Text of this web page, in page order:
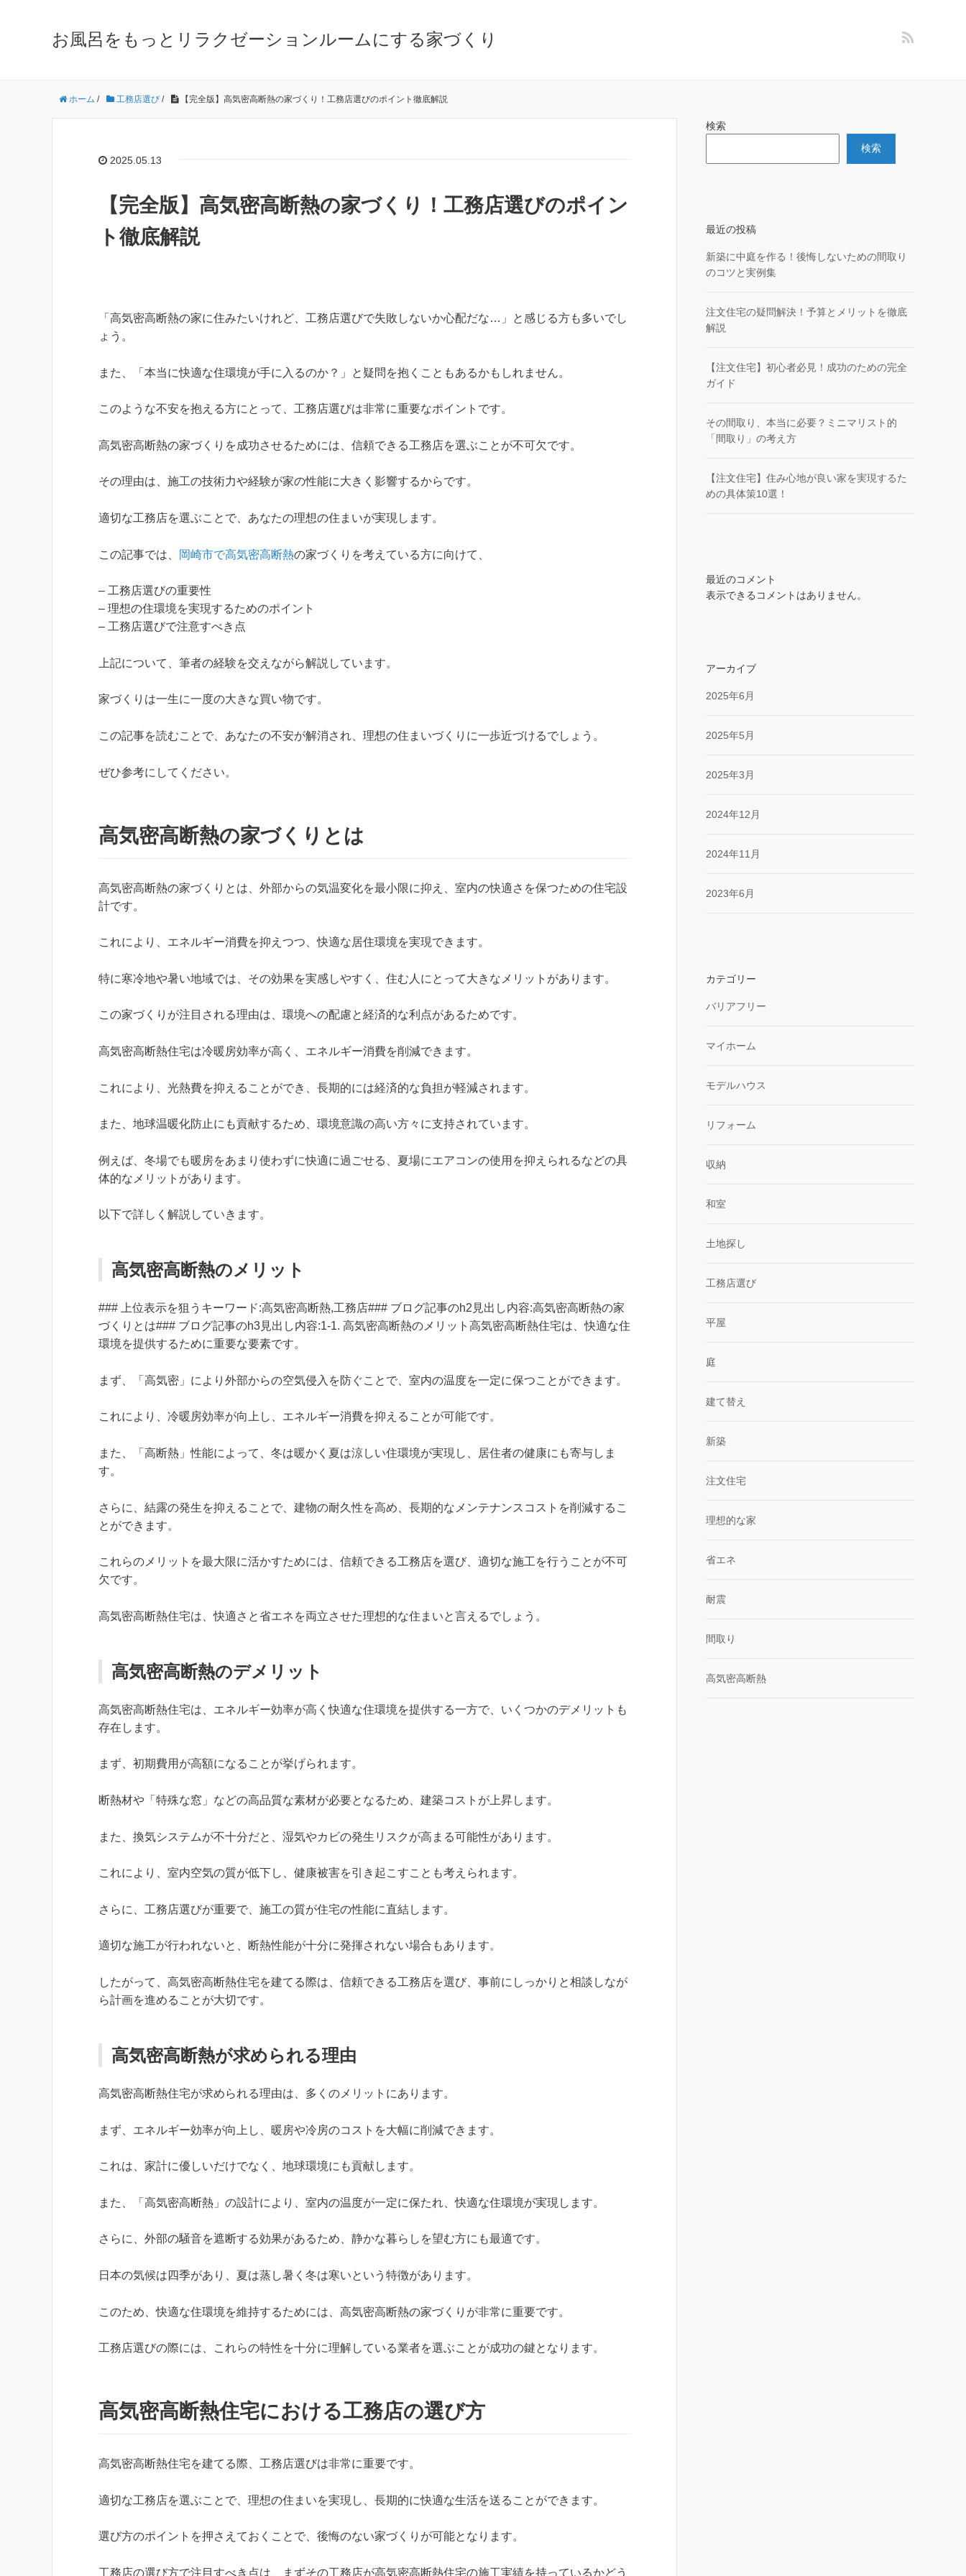
お風呂をもっとリラクゼーションルームにする家づくり
ホーム / 工務店選び / 【完全版】高気密高断熱の家づくり！工務店選びのポイント徹底解説
2025.05.13
【完全版】高気密高断熱の家づくり！工務店選びのポイン
ト徹底解説
「高気密高断熱の家に住みたいけれど、工務店選びで失敗しないか心配だな…」と感じる方も多いでし
ょう。
また、「本当に快適な住環境が手に入るのか？」と疑問を抱くこともあるかもしれません。
このような不安を抱える方にとって、工務店選びは非常に重要なポイントです。
高気密高断熱の家づくりを成功させるためには、信頼できる工務店を選ぶことが不可欠です。
その理由は、施工の技術力や経験が家の性能に大きく影響するからです。
適切な工務店を選ぶことで、あなたの理想の住まいが実現します。
この記事では、 岡崎市で高気密高断熱の家づくりを考えている方に向けて、
– 工務店選びの重要性
– 理想の住環境を実現するためのポイント
– 工務店選びで注意すべき点
上記について、筆者の経験を交えながら解説しています。
家づくりは一生に一度の大きな買い物です。
この記事を読むことで、あなたの不安が解消され、理想の住まいづくりに一歩近づけるでしょう。
ぜひ参考にしてください。
高気密高断熱の家づくりとは
高気密高断熱の家づくりとは、外部からの気温変化を最小限に抑え、室内の快適さを保つための住宅設
計です。
これにより、エネルギー消費を抑えつつ、快適な居住環境を実現できます。
特に寒冷地や暑い地域では、その効果を実感しやすく、住む人にとって大きなメリットがあります。
この家づくりが注目される理由は、環境への配慮と経済的な利点があるためです。
高気密高断熱住宅は冷暖房効率が高く、エネルギー消費を削減できます。
これにより、光熱費を抑えることができ、長期的には経済的な負担が軽減されます。
また、地球温暖化防止にも貢献するため、環境意識の高い方々に支持されています。
例えば、冬場でも暖房をあまり使わずに快適に過ごせる、夏場にエアコンの使用を抑えられるなどの具
体的なメリットがあります。
以下で詳しく解説していきます。
高気密高断熱のメリット
### 上位表示を狙うキーワード:高気密高断熱,工務店### ブログ記事のh2見出し内容:高気密高断熱の家
づくりとは### ブログ記事のh3見出し内容:1-1. 高気密高断熱のメリット高気密高断熱住宅は、快適な住
環境を提供するために重要な要素です。
まず、「高気密」により外部からの空気侵入を防ぐことで、室内の温度を一定に保つことができます。
これにより、冷暖房効率が向上し、エネルギー消費を抑えることが可能です。
また、「高断熱」性能によって、冬は暖かく夏は涼しい住環境が実現し、居住者の健康にも寄与しま
す。
さらに、結露の発生を抑えることで、建物の耐久性を高め、長期的なメンテナンスコストを削減するこ
とができます。
これらのメリットを最大限に活かすためには、信頼できる工務店を選び、適切な施工を行うことが不可
欠です。
高気密高断熱住宅は、快適さと省エネを両立させた理想的な住まいと言えるでしょう。
高気密高断熱のデメリット
高気密高断熱住宅は、エネルギー効率が高く快適な住環境を提供する一方で、いくつかのデメリットも
存在します。
まず、初期費用が高額になることが挙げられます。
断熱材や「特殊な窓」などの高品質な素材が必要となるため、建築コストが上昇します。
また、換気システムが不十分だと、湿気やカビの発生リスクが高まる可能性があります。
これにより、室内空気の質が低下し、健康被害を引き起こすことも考えられます。
さらに、工務店選びが重要で、施工の質が住宅の性能に直結します。
適切な施工が行われないと、断熱性能が十分に発揮されない場合もあります。
したがって、高気密高断熱住宅を建てる際は、信頼できる工務店を選び、事前にしっかりと相談しなが
ら計画を進めることが大切です。
高気密高断熱が求められる理由
高気密高断熱住宅が求められる理由は、多くのメリットにあります。
まず、エネルギー効率が向上し、暖房や冷房のコストを大幅に削減できます。
これは、家計に優しいだけでなく、地球環境にも貢献します。
また、「高気密高断熱」の設計により、室内の温度が一定に保たれ、快適な住環境が実現します。
さらに、外部の騒音を遮断する効果があるため、静かな暮らしを望む方にも最適です。
日本の気候は四季があり、夏は蒸し暑く冬は寒いという特徴があります。
このため、快適な住環境を維持するためには、高気密高断熱の家づくりが非常に重要です。
工務店選びの際には、これらの特性を十分に理解している業者を選ぶことが成功の鍵となります。
高気密高断熱住宅における工務店の選び方
高気密高断熱住宅を建てる際、工務店選びは非常に重要です。
適切な工務店を選ぶことで、理想の住まいを実現し、長期的に快適な生活を送ることができます。
選び方のポイントを押さえておくことで、後悔のない家づくりが可能となります。
工務店の選び方で注目すべき点は、まずその工務店が高気密高断熱住宅の施工実績を持っているかどう
検索
検索
最近の投稿
新築に中庭を作る！後悔しないための間取り
のコツと実例集
注文住宅の疑問解決！予算とメリットを徹底
解説
【注文住宅】初心者必見！成功のための完全
ガイド
その間取り、本当に必要？ミニマリスト的
「間取り」の考え方
【注文住宅】住み心地が良い家を実現するた
めの具体策10選！
最近のコメント
表示できるコメントはありません。
アーカイブ
2025年6月
2025年5月
2025年3月
2024年12月
2024年11月
2023年6月
カテゴリー
バリアフリー
マイホーム
モデルハウス
リフォーム
収納
和室
土地探し
工務店選び
平屋
庭
建て替え
新築
注文住宅
理想的な家
省エネ
耐震
間取り
高気密高断熱